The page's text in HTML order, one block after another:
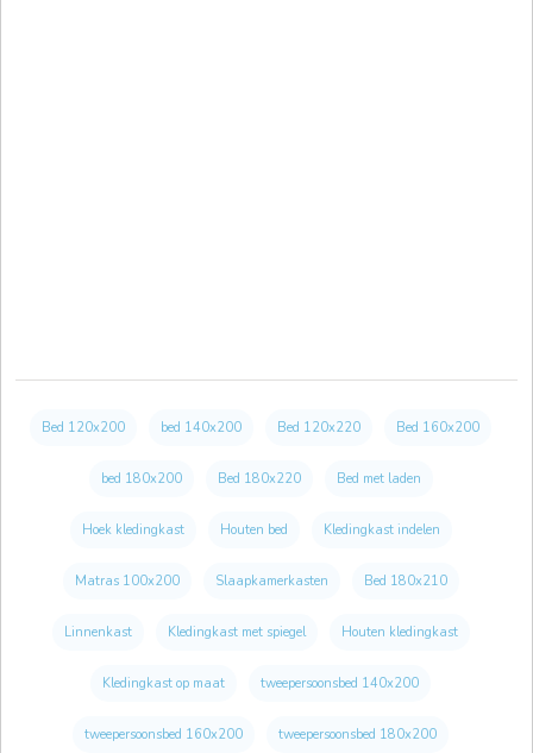
Bed 120x200 bed 140x200 Bed 120x220 Bed 160x200
bed 180x200 Bed 180x220 Bed met laden
Hoek kledingkast Houten bed Kledingkast indelen
Matras 100x200 Slaapkamerkasten Bed 180x210
Linnenkast Kledingkast met spiegel Houten kledingkast
Kledingkast op maat tweepersoonsbed 140x200
tweepersoonsbed 160x200 tweepersoonsbed 180x200